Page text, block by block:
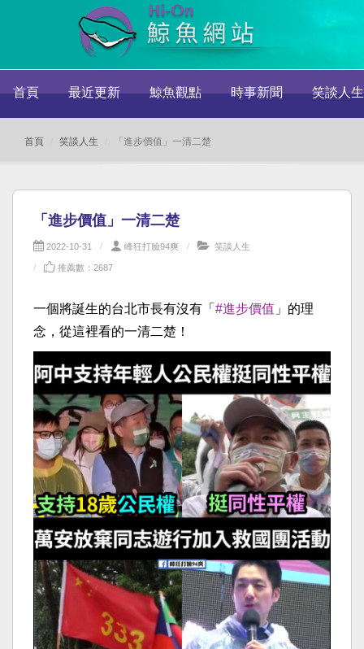
首頁 最近更新 鯨魚觀點 時事新聞 笑談人生
首頁 笑談人生 「進步價值」一清二楚
「進步價值」一清二楚
2022-10-31 峰狂打臉94爽 笑談人生
推薦數：2687
一個將誕生的台北市長有沒有「 #進步價值 」的理
念，從這裡看的一清二楚！